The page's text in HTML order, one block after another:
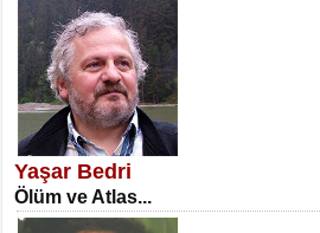
NECLA DİLEK ARSLAN
Öğretmenler Günü Mahkemesi...
Yaşar Bedri
Ölüm ve Atlas...